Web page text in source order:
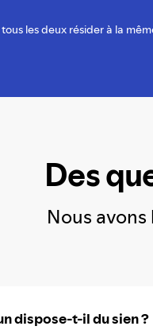
les deux résider à la
Des
Nous
dispose-t-il du sien ?